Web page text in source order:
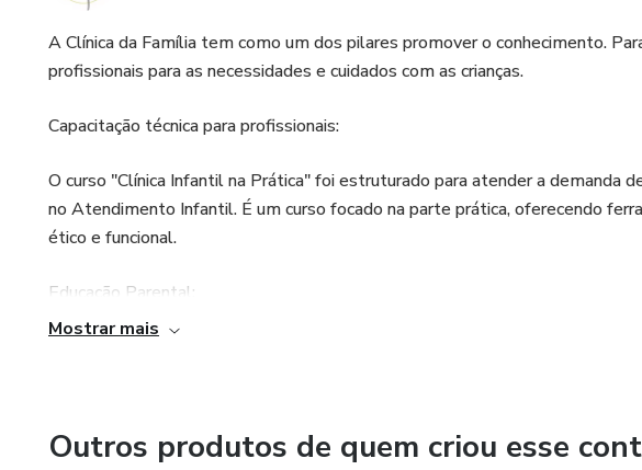
A Clínica da Família tem como um dos pilares promover o conhecimento.
profissionais para as necessidades e cuidados com as crianças.
Capacitação técnica para profissionais:
O curso "Clínica Infantil na Prática" foi estruturado para atender a demanda
no Atendimento Infantil. É um curso focado na parte prática, oferecendo
ético e funcional.
Educação Parental:
Mostrar mais
Outros produtos de quem criou esse